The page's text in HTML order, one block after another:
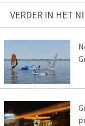
VERDER IN HET